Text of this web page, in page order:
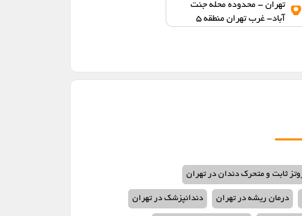
تهران - محدوده محله جنت
آباد- غرب تهران منطقه 5
ثابت و متحرک دندان در تهران
درمان ریشه در تهران دندانپزشک در تهران